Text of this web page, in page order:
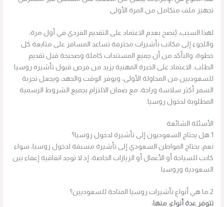
تجهيز ملف متكامل من المرة الأولى.
لهذا السبب، يُنصح بعدم الاعتماد على التقديم الفردي في أول مرة،
واللجوء إلى مكاتب تأشيرات محترفة تساعد المسافر على متابعة كل
خطوة، والتأكد من أن جميع المستندات كاملة وصحيحة قبل تقديم
الطلب. الاعتماد على الخبرة المهنية يزيد من فرص قبول تأشيره روسيا
للسعوديين من المحاولة الأولى، ويوفر الوقت والجهد، ويجعل تجربة
السفر أكثر سلاسة وراحة، مع ضمان الالتزام بجميع الشروط الرسمية
المطلوبة لدخول روسيا.
الأسئلة الشائعة
1.هل يحتاج السعوديون إلى تأشيرة لدخول روسيا؟
نعم، يحتاج المواطن السعودي إلى تأشيرة مسبقة لدخول روسيا، سواء
كانت للسياحة أو الأعمال أو الزيارات الخاصة، إذ لا توجد اتفاقية إعفاء بين
السعودية وروسيا.
2.ما هي أنواع تأشيرات روسيا المتاحة للسعوديين؟
تتوفر عدة أنواع، منها: